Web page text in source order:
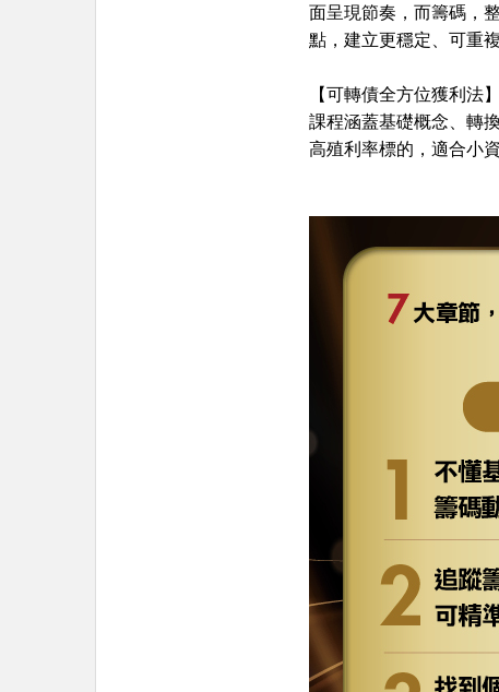
面呈現節奏，而籌碼，
點，建立更穩定、可重
【可轉債全方位獲利法】
課程涵蓋基礎概念、轉
高殖利率標的，適合小